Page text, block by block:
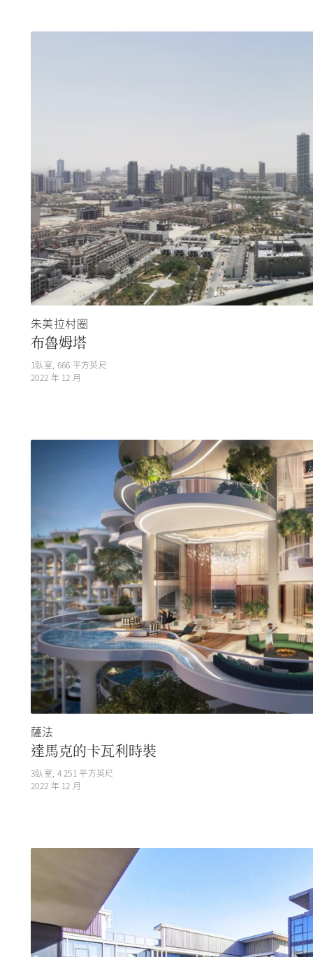
朱美拉村圈
布魯姆塔
1臥室, 666 平方英尺
2022 年 12 月
薩法
達馬克的卡瓦利時裝
3臥室, 4 251 平方英尺
2022 年 12 月